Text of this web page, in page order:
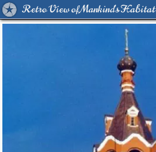
Retro View of Mankind's Habitat